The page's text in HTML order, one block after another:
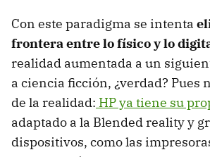
Con este paradigma se intenta
frontera entre lo físico y lo
realidad aumentada a un
a ciencia ficción, ¿verdad? Pues
de la realidad: HP ya tiene su
adaptado a la Blended reality y
dispositivos, como las